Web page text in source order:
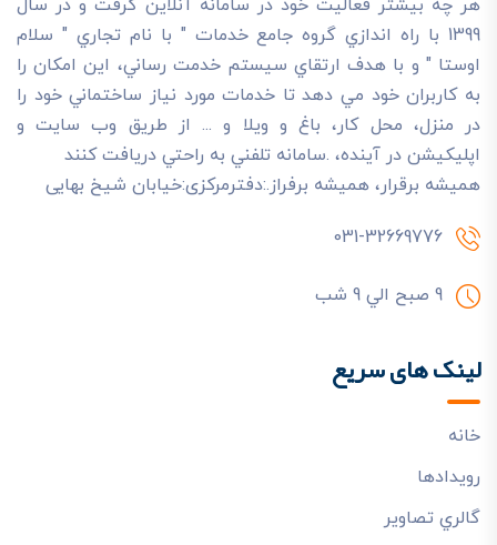
هر چه بيشتر فعاليت خود در سامانه آنلاين گرفت و در سال
1399 با راه اندازي گروه جامع خدمات " با نام تجاري " سلام
اوستا " و با هدف ارتقاي سيستم خدمت رساني، اين امکان را
به کاربران خود مي دهد تا خدمات مورد نياز ساختماني خود را
در منزل، محل کار، باغ و ويلا و ... از طريق وب سايت و
اپليکيشن در آينده، .سامانه تلفني به راحتي دريافت کنند
هميشه برقرار، هميشه برفراز.:دفترمرکزی:خیابان شیخ بهایی
031-32669776
9 صبح الي 9 شب
لینک های سریع
خانه
رويدادها
گالري تصاوير